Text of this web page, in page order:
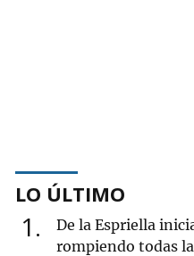
LO ÚLTIMO
1
De la Espriella
rompiendo todas